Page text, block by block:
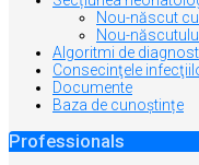
Nou-născut
Nou-
Algoritmi de
Consecinţele
Documente
Baza de cunoștințe
Professionals